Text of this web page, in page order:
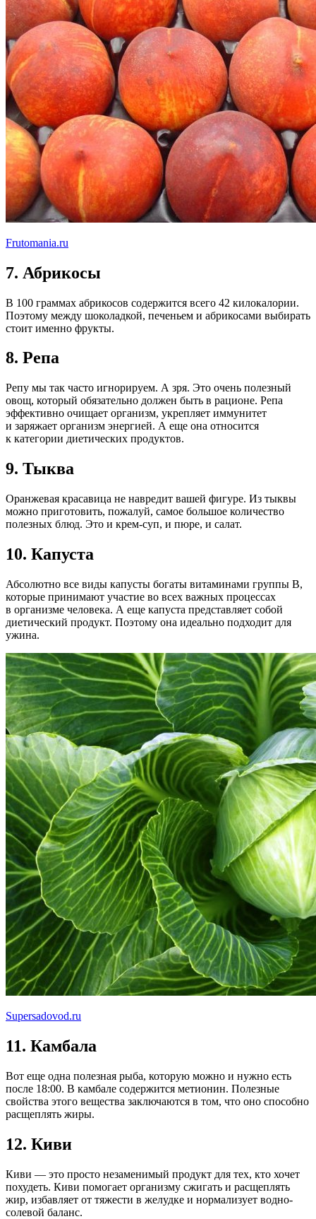
Frutomania.ru
7. Абрикосы
В 100 граммах абрикосов содержится всего 42 килокалории.
Поэтому между шоколадкой, печеньем и абрикосами выбирать
стоит именно фрукты.
8. Репа
Репу мы так часто игнорируем. А зря. Это очень полезный
овощ, который обязательно должен быть в рационе. Репа
эффективно очищает организм, укрепляет иммунитет
и заряжает организм энергией. А еще она относится
к категории диетических продуктов.
9. Тыква
Оранжевая красавица не навредит вашей фигуре. Из тыквы
можно приготовить, пожалуй, самое большое количество
полезных блюд. Это и крем-суп, и пюре, и салат.
10. Капуста
Абсолютно все виды капусты богаты витаминами группы В,
которые принимают участие во всех важных процессах
в организме человека. А еще капуста представляет собой
диетический продукт. Поэтому она идеально подходит для
ужина.
Supersadovod.ru
11. Камбала
Вот еще одна полезная рыба, которую можно и нужно есть
после 18:00. В камбале содержится метионин. Полезные
свойства этого вещества заключаются в том, что оно способно
расщеплять жиры.
12. Киви
Киви — это просто незаменимый продукт для тех, кто хочет
похудеть. Киви помогает организму сжигать и расщеплять
жир, избавляет от тяжести в желудке и нормализует водно-
солевой баланс.